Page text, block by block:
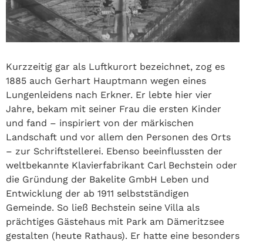
Kurzzeitig gar als Luftkurort bezeichnet, zog es
1885 auch Gerhart Hauptmann wegen eines
Lungenleidens nach Erkner. Er lebte hier vier
Jahre, bekam mit seiner Frau die ersten Kinder
und fand – inspiriert von der märkischen
Landschaft und vor allem den Personen des Orts
– zur Schriftstellerei. Ebenso beeinflussten der
weltbekannte Klavierfabrikant Carl Bechstein oder
die Gründung der Bakelite GmbH Leben und
Entwicklung der ab 1911 selbstständigen
Gemeinde. So ließ Bechstein seine Villa als
prächtiges Gästehaus mit Park am Dämeritzsee
gestalten (heute Rathaus). Er hatte eine besonders